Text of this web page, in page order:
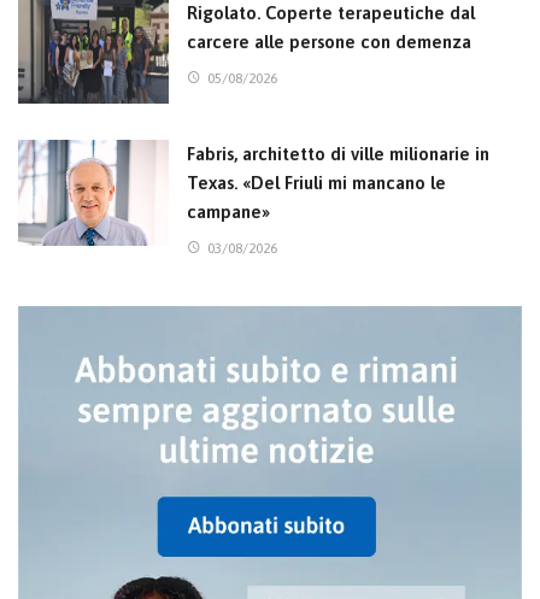
Rigolato. Coperte terapeutiche dal
carcere alle persone con demenza
05/08/2026
Fabris, architetto di ville milionarie in
Texas. «Del Friuli mi mancano le
campane»
03/08/2026